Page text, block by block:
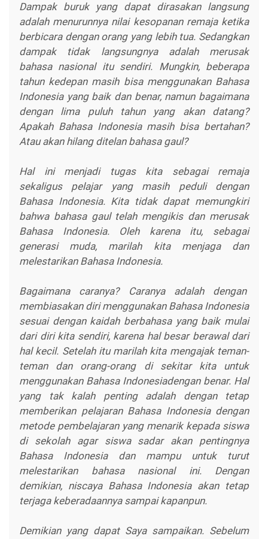
Dampak buruk yang dapat dirasakan langsung
adalah menurunnya nilai kesopanan remaja ketika
berbicara dengan orang yang lebih tua. Sedangkan
dampak tidak langsungnya adalah merusak
bahasa nasional itu sendiri. Mungkin, beberapa
tahun kedepan masih bisa menggunakan Bahasa
Indonesia yang baik dan benar, namun bagaimana
dengan lima puluh tahun yang akan datang?
Apakah Bahasa Indonesia masih bisa bertahan?
Atau akan hilang ditelan bahasa gaul?
Hal ini menjadi tugas kita sebagai remaja
sekaligus pelajar yang masih peduli dengan
Bahasa Indonesia. Kita tidak dapat memungkiri
bahwa bahasa gaul telah mengikis dan merusak
Bahasa Indonesia. Oleh karena itu, sebagai
generasi muda, marilah kita menjaga dan
melestarikan Bahasa Indonesia.
Bagaimana caranya? Caranya adalah dengan
membiasakan diri menggunakan Bahasa Indonesia
sesuai dengan kaidah berbahasa yang baik mulai
dari diri kita sendiri, karena hal besar berawal dari
hal kecil. Setelah itu marilah kita mengajak teman-
teman dan orang-orang di sekitar kita untuk
menggunakan Bahasa Indonesiadengan benar. Hal
yang tak kalah penting adalah dengan tetap
memberikan pelajaran Bahasa Indonesia dengan
metode pembelajaran yang menarik kepada siswa
di sekolah agar siswa sadar akan pentingnya
Bahasa Indonesia dan mampu untuk turut
melestarikan bahasa nasional ini. Dengan
demikian, niscaya Bahasa Indonesia akan tetap
terjaga keberadaannya sampai kapanpun.
Demikian yang dapat Saya sampaikan. Sebelum